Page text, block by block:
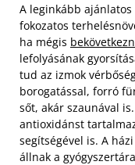
A leginkább
fokozatos
ha mégis
lefolyásának
tud az izmok
borogatással, forró
sőt, akár szaunával
antioxidánst
segítségével is. A
állnak a